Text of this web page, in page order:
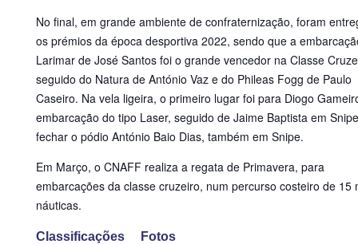
No final, em grande ambiente de confraternização, foram
os prémios da época desportiva 2022, sendo que a
Larimar de José Santos foi o grande vencedor na Classe
seguido do Natura de António Vaz e do Phileas Fogg de Paulo
Caseiro. Na vela ligeira, o primeiro lugar foi para Diogo
embarcação do tipo Laser, seguido de Jaime Baptista em
fechar o pódio António Baio Dias, também em Snipe.
Em Março, o CNAFF realiza a regata de Primavera, para
embarcações da classe cruzeiro, num percurso costeiro de 15
náuticas.
Classificações Fotos